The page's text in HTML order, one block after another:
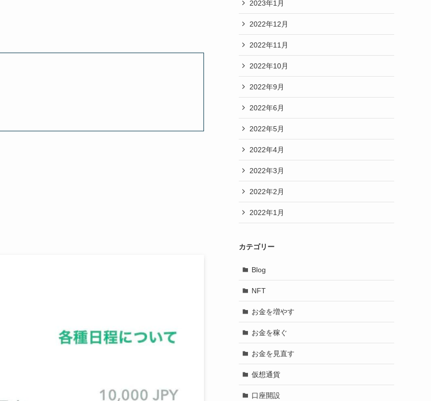
2023年1月
2022年12月
2022年11月
2022年10月
2022年9月
2022年6月
2022年5月
2022年4月
2022年3月
2022年2月
2022年1月
カテゴリー
Blog
NFT
お金を増やす
お金を稼ぐ
お金を見直す
仮想通貨
口座開設